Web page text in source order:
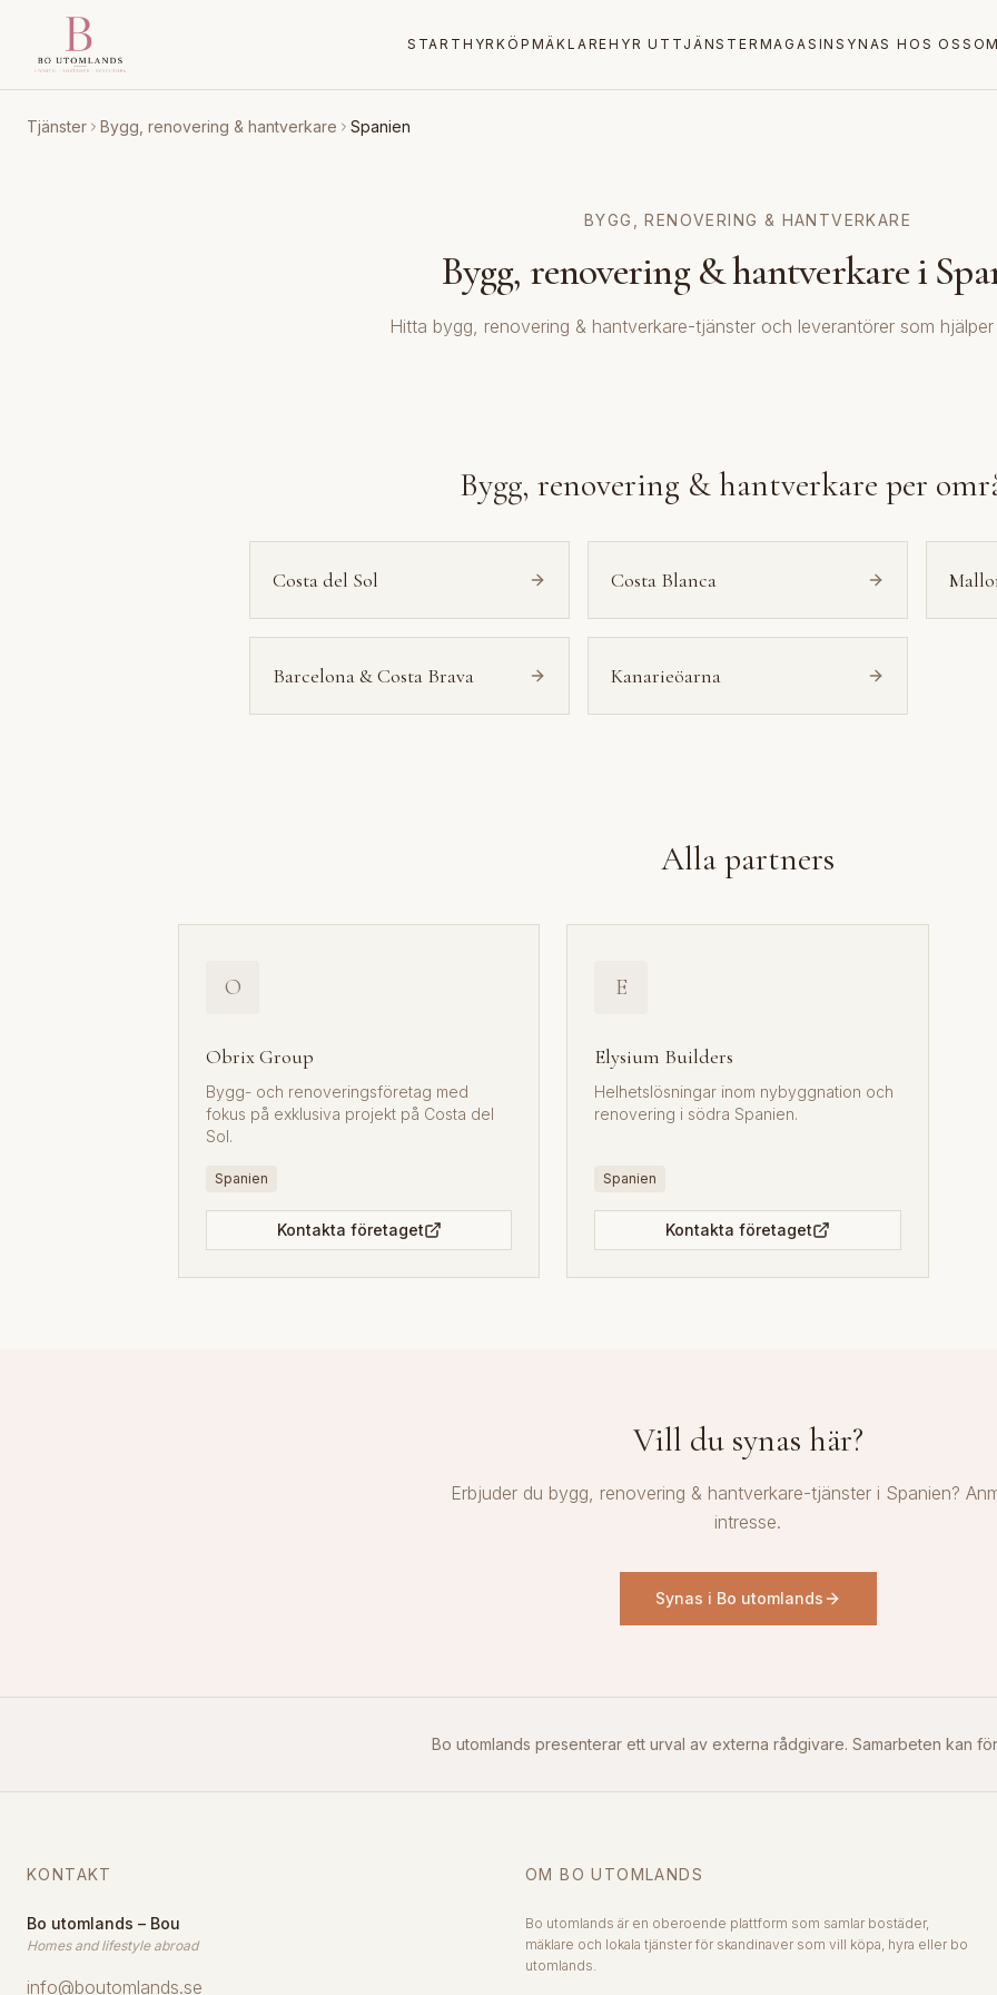
START HYRKÖP MÄKLAREHYR UT TJÄNSTER MAGASINSYNAS HOS OSS
Tjänster Bygg, renovering & hantverkare Spanien
BYGG, RENOVERING & HANTVERKARE
Bygg, renovering & hantverkare i
Hitta bygg, renovering & hantverkare-tjänster och leverantörer som
Bygg, renovering & hantverkare per
Costa del Sol Costa Blanca
Barcelona & Costa Brava Kanarieöarna
Alla partners
O
Obrix Group
Bygg- och renoveringsföretag med
fokus på exklusiva projekt på Costa del
Sol.
Spanien
Kontakta företaget
E
Elysium Builders
Helhetslösningar inom nybyggnation och
renovering i södra Spanien.
Spanien
Kontakta företaget
Vill du synas här?
Erbjuder du bygg, renovering & hantverkare-tjänster i Spanien?
intresse.
Synas i Bo utomlands
Bo utomlands presenterar ett urval av externa rådgivare. Samarbeten kan
KONTAKT
Bo utomlands – Bou
Homes and lifestyle abroad
info@boutomlands.se
OM BO UTOMLANDS
Bo utomlands är en oberoende plattform som samlar bostäder,
mäklare och lokala tjänster för skandinaver som vill köpa, hyra eller bo
utomlands.